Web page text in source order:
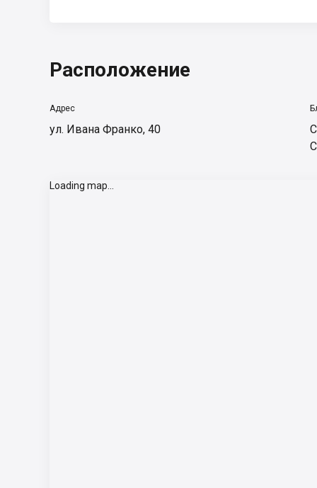
Расположение
Адрес
ул. Ивана Франко, 40
Loading map...